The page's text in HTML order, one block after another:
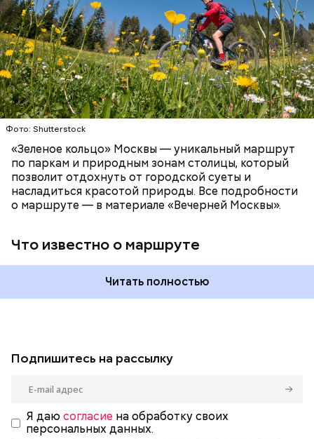
Фото: Shutterstock
«Зеленое кольцо» Москвы — уникальный маршрут
по паркам и природным зонам столицы, который
позволит отдохнуть от городской суеты и
насладиться красотой природы. Все подробности
о маршруте — в материале «Вечерней Москвы».
Что известно о маршруте
километров:
Читать полностью
СПОРТ ОТДЫХ
ВЕЛОСИПЕДЫ
САМОКАТЫ
МОСКВА
Подпишитесь на рассылку
Я даю согласие на обработку своих
персональных данных.